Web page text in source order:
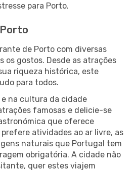
para Porto.
de Porto com diversas
os gostos. Desde as atrações
riqueza histórica, este
para todos.
na cultura da cidade
famosas e delicie-se
que oferece
atividades ao ar livre, as
naturais que Portugal tem
obrigatória. A cidade não
quer estes viajem